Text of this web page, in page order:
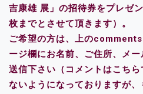
吉康雄 展」の招待券をプレゼ
枚までとさせて頂きます）。
ご希望の方は、上の
ージ欄にお名前、ご住所、メー
送信下さい（コメントはこち
ないようになっておりますが